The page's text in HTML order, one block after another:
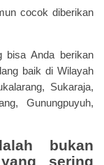
cocok diberikan
Anda berikan
baik di Wilayah
Sukaraja,
Gunungpuyuh,
bukan
sering